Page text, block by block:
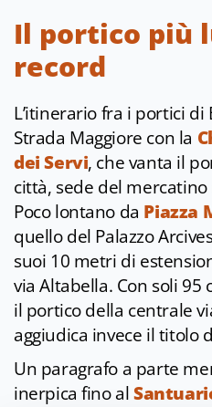
Il portico più
record
L’itinerario fra i portici di
Strada Maggiore con la
dei Servi, che vanta il
città, sede del
Poco lontano da Piazza
quello del Palazzo
suoi 10 metri di
via Altabella. Con soli
il portico della centrale
aggiudica invece il titolo
Un paragrafo a parte
inerpica fino al